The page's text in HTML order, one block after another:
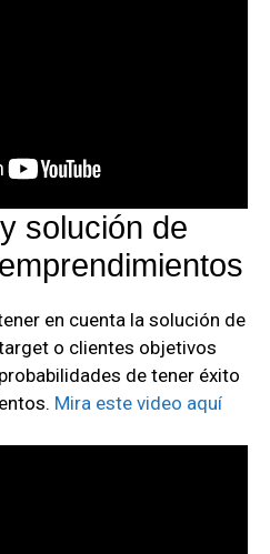
solución de
en cuenta la solución de
o clientes objetivos
de tener éxito
Mira este video aquí